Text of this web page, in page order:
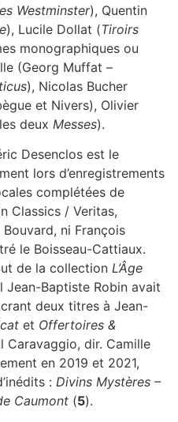
Westminster), Quentin
), Lucile Dollat (Tiroirs
monographiques ou
(Georg Muffat –
), Nicolas Bucher
et Nivers), Olivier
deux Messes).
Desenclos est le
lors d’enregistrements
complétées de
Classics / Veritas,
ni François
le Boisseau-Cattiaux.
de la collection L’Âge
Jean-Baptiste Robin avait
deux titres à Jean-
et Offertoires &
Caravaggio, dir. Camille
en 2019 et 2021,
: Divins Mystères –
Caumont (5).